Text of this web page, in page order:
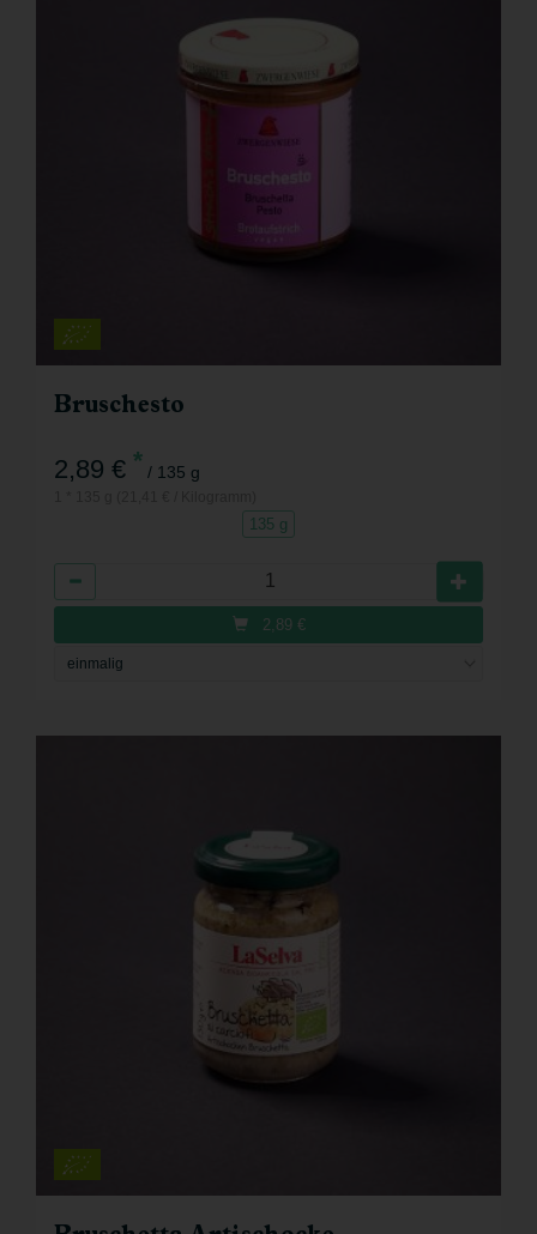
Bruschesto
2,89 € * / 135 g
135 g
2,89 €